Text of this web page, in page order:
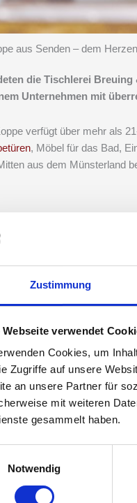
Zustimmung
Webseite verwendet
Cookies, um
Zugriffe auf unsere
an unsere Partner für
mit weiteren
gesammelt haben.
Notwendig
aus Senden – dem
die Tischlerei
Unternehmen mit
verfügt über mehr als
, Möbel für das Bad,
aus dem Münsterland
egal ob im
und die
auf über 550 qm
modernen CNC-Fräse
Genauigkeit
klassische Ölen der
sondern unsere
kann die Tischlerei
Lösungen für